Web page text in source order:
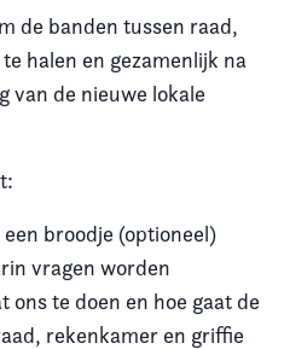
de banden tussen raad,
halen en gezamenlijk na
van de nieuwe lokale
broodje (optioneel)
vragen worden
ons te doen en hoe gaat de
rekenkamer en griffie